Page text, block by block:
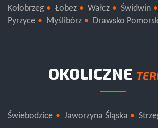
Stargard
Szczecin Koszalin Sławno
Kołobrzeg
Łobez Wałcz Świdwin
OKOLICZNE